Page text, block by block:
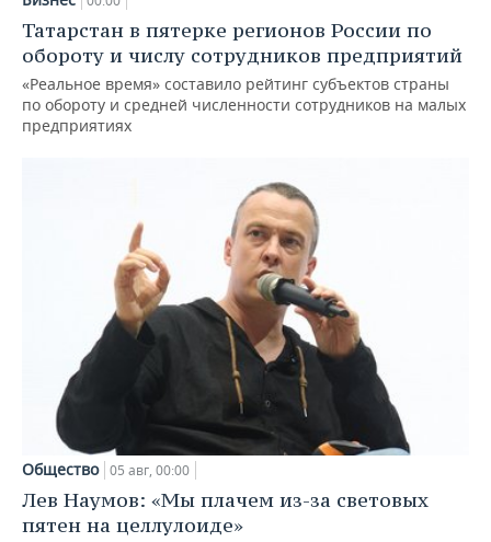
Татарстан в пятерке регионов России по
обороту и числу сотрудников предприятий
«Реальное время» составило рейтинг субъектов страны
по обороту и средней численности сотрудников на малых
предприятиях
Общество 05 авг, 00:00
Лев Наумов: «Мы плачем из-за световых
пятен на целлулоиде»